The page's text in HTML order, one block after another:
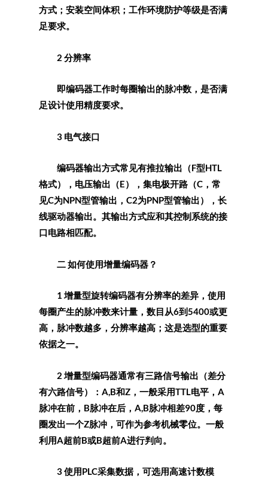
方式；安装空间体积；工作环境防护等级是否满
足要求。
2 分辨率
即编码器工作时每圈输出的脉冲数，是否满
足设计使用精度要求。
3 电气接口
编码器输出方式常见有推拉输出（F型HTL
格式），电压输出（E），集电极开路（C，常
见C为NPN型管输出，C2为PNP型管输出），长
线驱动器输出。其输出方式应和其控制系统的接
口电路相匹配。
二 如何使用增量编码器？
1 增量型旋转编码器有分辨率的差异，使用
每圈产生的脉冲数来计量，数目从6到5400或更
高，脉冲数越多，分辨率越高；这是选型的重要
依据之一。
2 增量型编码器通常有三路信号输出（差分
有六路信号）：A,B和Z，一般采用TTL电平，A
脉冲在前，B脉冲在后，A,B脉冲相差90度，每
圈发出一个Z脉冲，可作为参考机械零位。一般
利用A超前B或B超前A进行判向。
3 使用PLC采集数据，可选用高速计数模